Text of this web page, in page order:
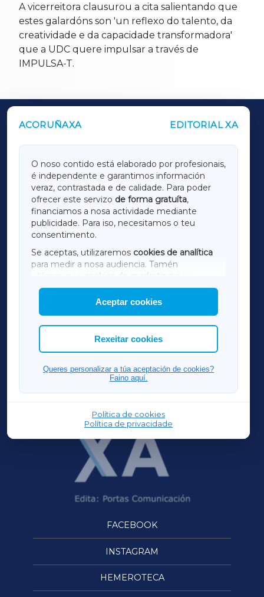
A vicerreitora clausurou a cita salientando que
estes galardóns son 'un reflexo do talento, da
creatividade e da capacidade transformadora'
que a UDC quere impulsar a través de
IMPULSA-T.
ACORUÑAXA EDITORIAL XA
O noso contido está elaborado por profesionais,
é independente e garantimos información
veraz, contrastada e de calidade. Para poder
ofrecer este servizo de forma gratuíta,
financiamos a nosa actividade mediante
publicidade. Para iso, necesitamos o teu
consentimento.
Se aceptas, utilizaremos cookies de analítica
para medir a nosa audiencia. Tamén
utilizaremos
cookies de marketing
mostrar publicidade de terceiros.
Así mesmo, podes personalizar a elección das
cookies que desexas permitir.
Aceptar cookies
Rexeitar cookies
Queres personalizar a túa aceptación de cookies?
Faino aquí.
Política de cookies
Política de privacidade
OUTROS PERIÓDICOS
LUGOXA
TERRACHAXA
AMARIÑAXA
RIBEIRASACRAXA
ACORUÑAXA
FERROLXA
OURENSEXA
FACEBOOK
INSTAGRAM
HEMEROTECA